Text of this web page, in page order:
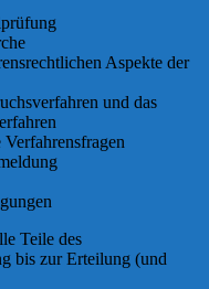
Aspekte der
und das
Teile des
bis zur Erteilung (und